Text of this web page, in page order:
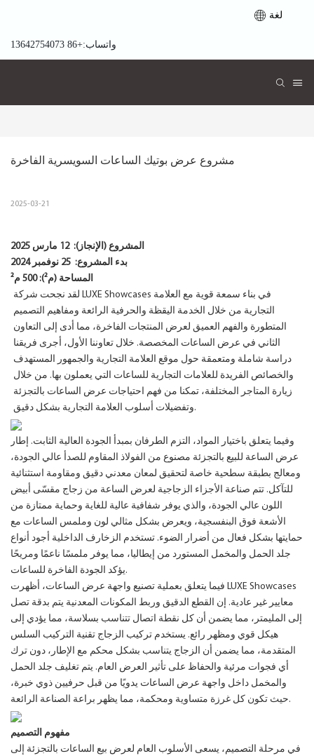
لغة
واتساب:+86 13642754073
مشروع عرض بوتيك الساعات السويسرية الفاخرة
2025-03-21
المشروع (الإنجاز): 12 مارس 2025
بدء المشروع:
المساحة (م²): 500 م²
لقد نجحت شركة LUXE Showcases في بناء سمعة قوية مع العلامة
التجارية من خلال الخدمة اليقظة والحرفية الرائعة ومفاهيم التصميم
المتطورة والفهم العميق لعرض المنتجات الفاخرة، مما أدى إلى التعاون
الثاني في عرض الساعات المخصصة. خلال تعاوننا الأول، أجرى فريقنا
دراسة شاملة ومتعمقة حول موقع العلامة التجارية والجمهور المستهدف
والخصائص الفريدة للعلامات التجارية للساعات التي يعملون بها. من خلال
زيارة المتاجر المختلفة، تمكنا من فهم احتياجات عرض الساعات بالتجزئة
وتفضيلات أسلوب العلامة التجارية بشكل دقيق.
وفيما يتعلق باختيار المواد، التزم الطرفان بمبدأ الجودة العالية الثابت. إطار
عرض الساعة للبيع بالتجزئة مصنوع من الفولاذ المقاوم للصدأ عالي الجودة،
ومعالج بطبقة سطحية خاصة لتحقيق لمعان معدني دقيق ومقاومة استثنائية
للتآكل. تتم صناعة الأجزاء الزجاجية لعرض الساعة من زجاج مقسّى أبيض
اللون عالي الجودة، والذي يوفر شفافية عالية للغاية وحماية ممتازة من
الأشعة فوق البنفسجية، ويعرض بشكل مثالي لون وملمس الساعات مع
حمايتها بشكل فعال من أضرار الضوء. تستخدم الزخارف الداخلية أجود أنواع
جلد الحمل والمخمل المستورد من إيطاليا، مما يوفر ملمسًا ناعمًا ومريحًا
يؤكد الجودة الفاخرة للساعات.
فيما يتعلق بعملية تصنيع واجهة عرض الساعات، أظهرت LUXE Showcases
معايير غير عادية. إن القطع الدقيق وربط المكونات المعدنية يتم بدقة تصل
إلى المليمتر، مما يضمن أن كل نقطة اتصال تتناسب بسلاسة، مما يؤدي إلى
هيكل قوي ومظهر رائع. يستخدم تركيب الزجاج تقنية التركيب السلس
المتقدمة، مما يضمن أن الزجاج يتناسب بشكل محكم مع الإطار، دون ترك
أي فجوات مرئية والحفاظ على تأثير العرض العام. يتم تغليف جلد الحمل
والمخمل داخل واجهة عرض الساعات يدويًا من قبل حرفيين ذوي خبرة،
حيث تكون كل غرزة متساوية ومحكمة، مما يظهر براعة الصناعة الرائعة.
مفهوم التصميم
في مرحلة التصميم، يسعى الأسلوب العام لعرض بيع الساعات بالتجزئة إلى